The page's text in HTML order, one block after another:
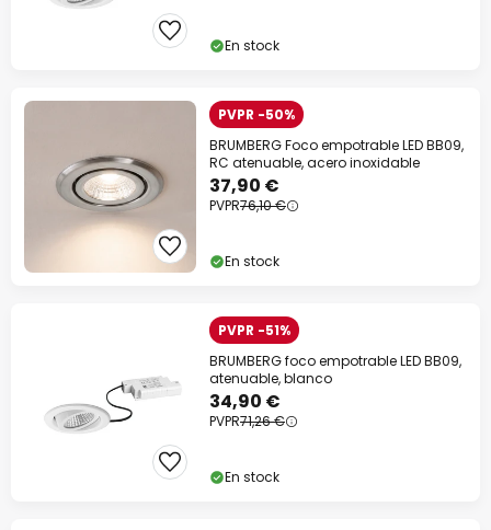
En stock
PVPR -50%
BRUMBERG Foco empotrable LED BB09,
RC atenuable, acero inoxidable
37,90 €
PVPR76,10 €
En stock
PVPR -51%
BRUMBERG foco empotrable LED BB09,
atenuable, blanco
34,90 €
PVPR71,26 €
En stock